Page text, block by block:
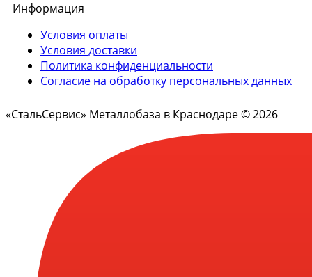
Информация
Условия оплаты
Условия доставки
Политика конфиденциальности
Согласие на обработку персональных данных
«СтальСервис» Металлобаза в Краснодаре © 2026